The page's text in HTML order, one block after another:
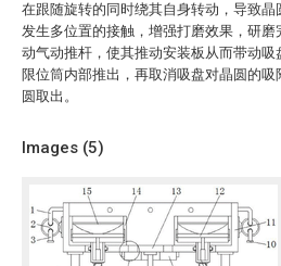
在跟随旋转的同时绕其自身转动，导致晶
发生多位置的接触，增强打磨效果，研磨
动气动推杆，使其推动安装板从而带动吸
限位筒内部推出，再取消吸盘对晶圆的吸
圆取出。
Images (5)